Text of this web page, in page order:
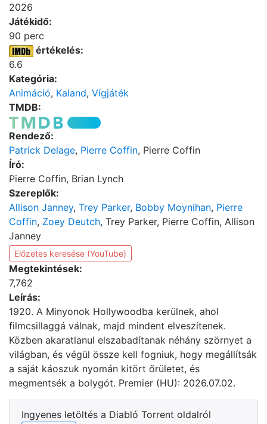
2026
Játékidő:
90 perc
értékelés:
6.6
Kategória:
Animáció, Kaland, Vígjáték
TMDB:
Rendező:
Patrick Delage, Pierre Coffin, Pierre Coffin
Író:
Pierre Coffin, Brian Lynch
Szereplők:
Allison Janney, Trey Parker, Bobby Moynihan, Pierre
Coffin, Zoey Deutch, Trey Parker, Pierre Coffin, Allison
Janney
Előzetes keresése (YouTube)
Megtekintések:
7,762
Leírás:
1920. A Minyonok Hollywoodba kerülnek, ahol
filmcsillaggá válnak, majd mindent elveszítenek.
Közben akaratlanul elszabadítanak néhány szörnyet a
világban, és végül össze kell fogniuk, hogy megállítsák
a saját káoszuk nyomán kitört őrületet, és
megmentsék a bolygót. Premier (HU): 2026.07.02.
Ingyenes letöltés a Diabló Torrent oldalról